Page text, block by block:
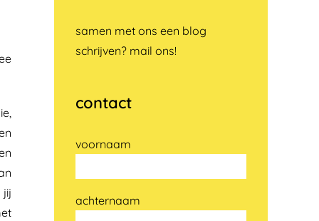
jij
samen met ons een blog
schrijven? mail ons!
contact
voornaam
achternaam